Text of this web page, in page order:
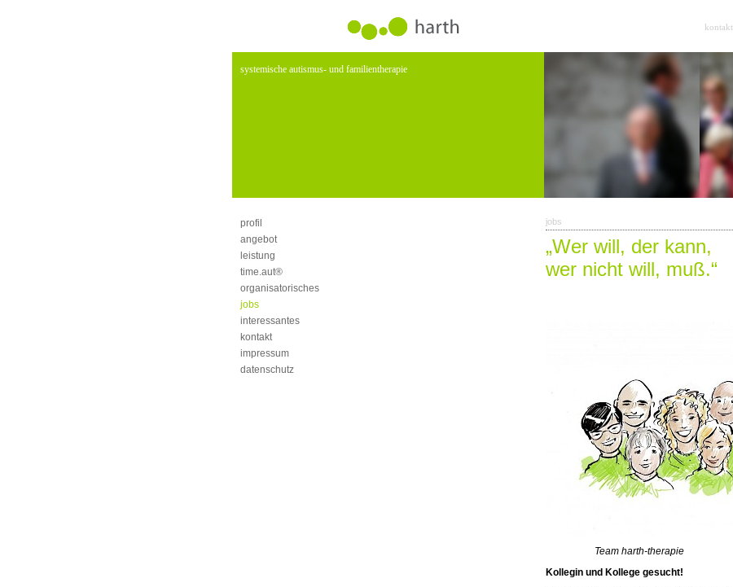
kontakt
systemische autismus- und familientherapie
profil
angebot
leistung
time.aut®
organisatorisches
jobs
interessantes
kontakt
impressum
datenschutz
jobs
„Wer will, der kann,
wer nicht will, muß.“
Team harth-therapie
Kollegin und Kollege gesucht!